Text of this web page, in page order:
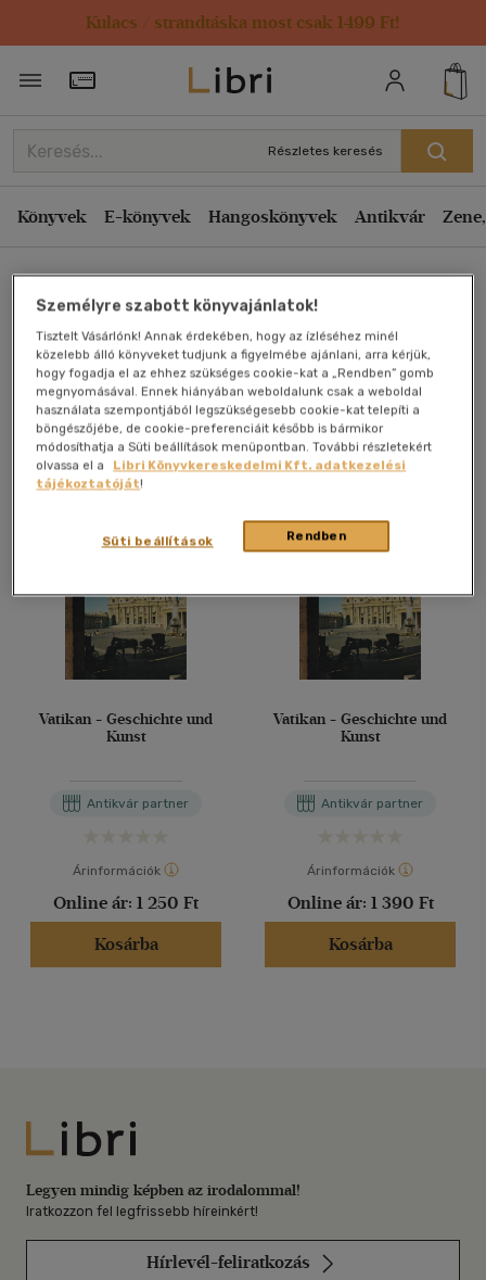
Kulacs / strandtáska most csak 1499 Ft!
Törzsvásárlói Kártya adatai
Részletes keresés
Könyvek E-könyvek Hangoskönyvek Antikvár
Vatikan - Geschichte und
Kunst
Antikvár könyv (2db)
Vatikan - Geschichte und
Kunst
Antikvár partner
Árinformációk
Online ár: 1 250 Ft
Kosárba
Vatikan - Geschichte und
Kunst
Antikvár partner
Árinformációk
Online ár: 1 390 Ft
Kosárba
Libri
Legyen mindig képben az irodalommal!
Iratkozzon fel legfrissebb híreinkért!
Hírlevél-feliratkozás
Személyre szabott könyvajánlatok!
Tisztelt Vásárlónk! Annak érdekében, hogy az ízléséhez minél
közelebb álló könyveket tudjunk a figyelmébe ajánlani, arra kérjük,
hogy fogadja el az ehhez szükséges cookie-kat a „Rendben” gomb
megnyomásával. Ennek hiányában weboldalunk csak a weboldal
használata szempontjából legszükségesebb cookie-kat telepíti a
böngészőjébe, de cookie-preferenciáit később is bármikor
módosíthatja a Süti beállítások menüpontban. További részletekért
olvassa el a
Libri Könyvkereskedelmi Kft. adatkezelési
tájékoztatóját!
Rendben
Süti beállítások